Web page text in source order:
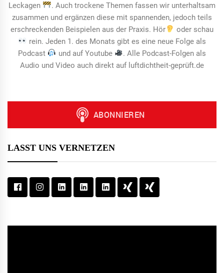
Leckagen
. Auch trockene Themen fassen wir unterhaltsam
zusammen und ergänzen diese mit spannenden, jedoch teils
erschreckenden Beispielen aus der Praxis. Hör
oder schau
rein. Jeden 1. des Monats gibt es eine neue Folge als
Podcast
und auf Youtube
. Alle Podcast-Folgen als
Audio und Video auch direkt auf luftdichtheit-geprüft.de
LASST UNS VERNETZEN